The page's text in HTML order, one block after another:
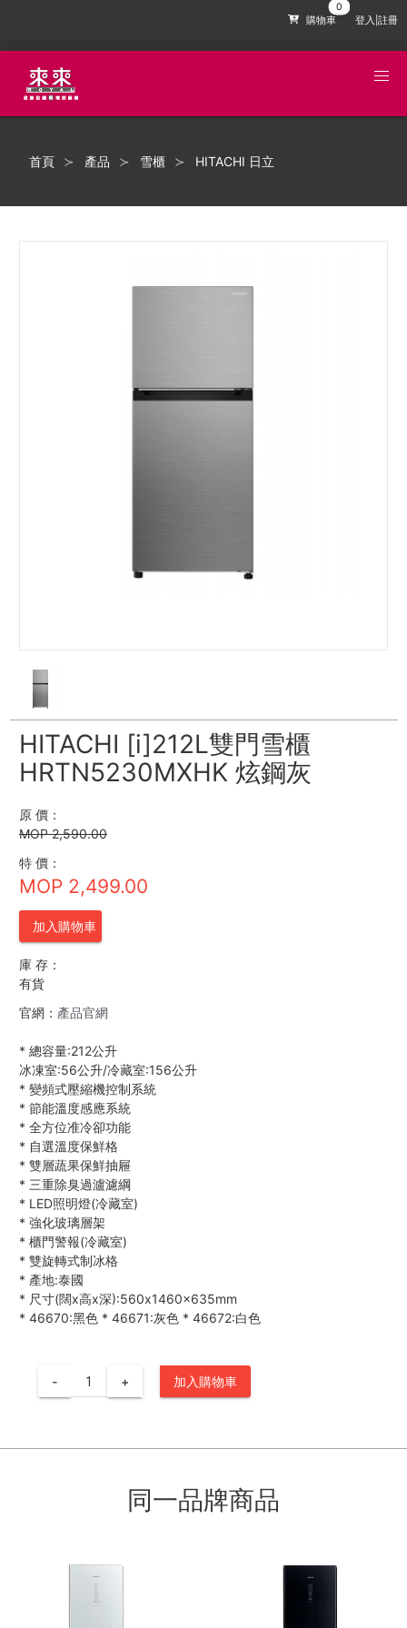
購物車 登入|註冊
首頁 產品 雪櫃 HITACHI 日立
HITACHI [i]212L雙門雪櫃
HRTN5230MXHK 炫鋼灰
原 價：
MOP 2,590.00
特 價：
MOP 2,499.00
加入購物車
庫 存：
有貨
官網： 產品官網
* 總容量:212公升
冰凍室:56公升/冷藏室:156公升
* 變頻式壓縮機控制系統
* 節能溫度感應系統
* 全方位准冷卻功能
* 自選溫度保鮮格
* 雙層蔬果保鮮抽屜
* 三重除臭過瀘濾綱
* LED照明燈(冷藏室)
* 強化玻璃層架
* 櫃門警報(冷藏室)
* 雙旋轉式制冰格
* 產地:泰國
* 尺寸(闊x高x深):560x1460x635mm
* 46670:黑色 * 46671:灰色 * 46672:白色
- + 加入購物車
同一品牌商品